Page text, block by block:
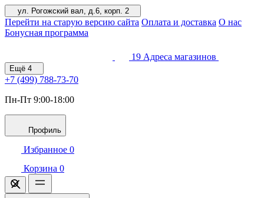
ул. Рогожский вал, д.6, корп. 2
Перейти на старую версию сайта Оплата и доставка О нас
Бонусная программа
19 Адреса магазинов
Ещё 4
+7 (499) 788-73-70
Пн-Пт 9:00-18:00
Профиль
Избранное 0
Корзина 0